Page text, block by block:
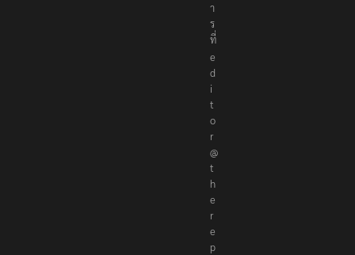
า
ร
ที่
e
d
i
t
o
r
@
t
h
e
r
e
p